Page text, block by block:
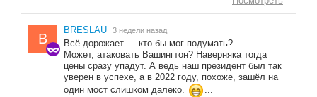
B
BRESLAU 3 недели назад
Всё дорожает — кто бы мог подумать?
Может, атаковать Вашингтон? Наверняка тогда
цены сразу упадут. А ведь наш президент был так
уверен в успехе, а в 2022 году, похоже, зашёл на
один мост слишком далеко.
...